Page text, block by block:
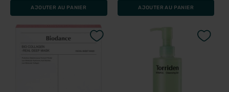
AJOUTER AU PANIER AJOUTER AU PANIER